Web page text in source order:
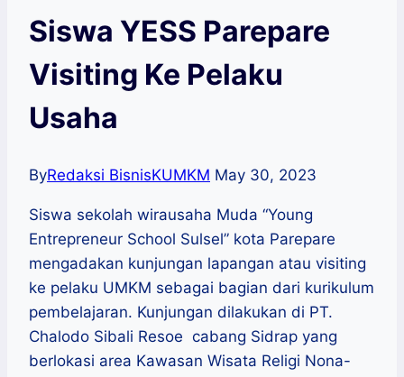
Siswa YESS Parepare
Visiting Ke Pelaku
Usaha
ByRedaksi BisnisKUMKM May 30, 2023
Siswa sekolah wirausaha Muda “Young
Entrepreneur School Sulsel” kota Parepare
mengadakan kunjungan lapangan atau visiting
ke pelaku UMKM sebagai bagian dari kurikulum
pembelajaran. Kunjungan dilakukan di PT.
Chalodo Sibali Resoe cabang Sidrap yang
berlokasi area Kawasan Wisata Religi Nona-